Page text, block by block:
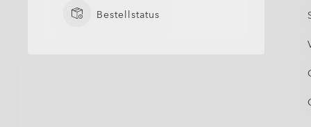
Bestellstatus